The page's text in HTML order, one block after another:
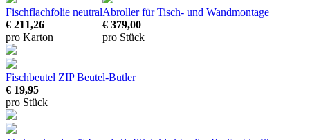
Fischflachfolie neutral
€ 211,26
pro Karton
Abroller für Tisch- und Wandmontage
€ 379,00
pro Stück
Fischbeutel ZIP Beutel-Butler
€ 19,95
pro Stück